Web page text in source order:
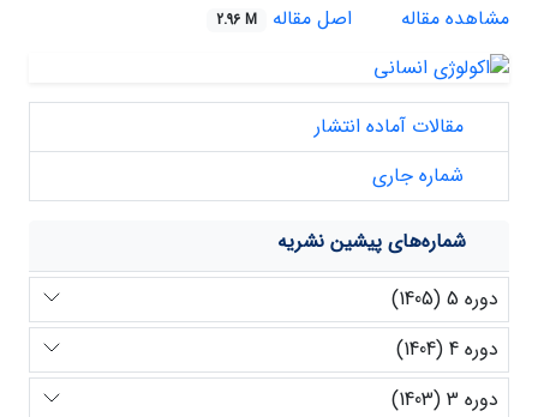
مشاهده مقاله
اصل مقاله 2.96 M
مقالات آماده انتشار
شماره جاری
شماره‌های پیشین نشریه
دوره 5 (1405)
دوره 4 (1404)
دوره 3 (1403)